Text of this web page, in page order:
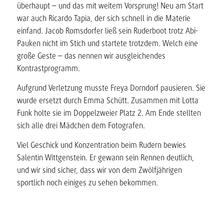
überhaupt – und das mit weitem Vorsprung! Neu am Start
war auch Ricardo Tapia, der sich schnell in die Materie
einfand. Jacob Romsdorfer ließ sein Ruderboot trotz Abi-
Pauken nicht im Stich und startete trotzdem. Welch eine
große Geste – das nennen wir ausgleichendes
Kontrastprogramm.
Aufgrund Verletzung musste Freya Dorndorf pausieren. Sie
wurde ersetzt durch Emma Schütt. Zusammen mit Lotta
Funk holte sie im Doppelzweier Platz 2. Am Ende stellten
sich alle drei Mädchen dem Fotografen.
Viel Geschick und Konzentration beim Rudern bewies
Salentin Wittgenstein. Er gewann sein Rennen deutlich,
und wir sind sicher, dass wir von dem Zwölfjährigen
sportlich noch einiges zu sehen bekommen.